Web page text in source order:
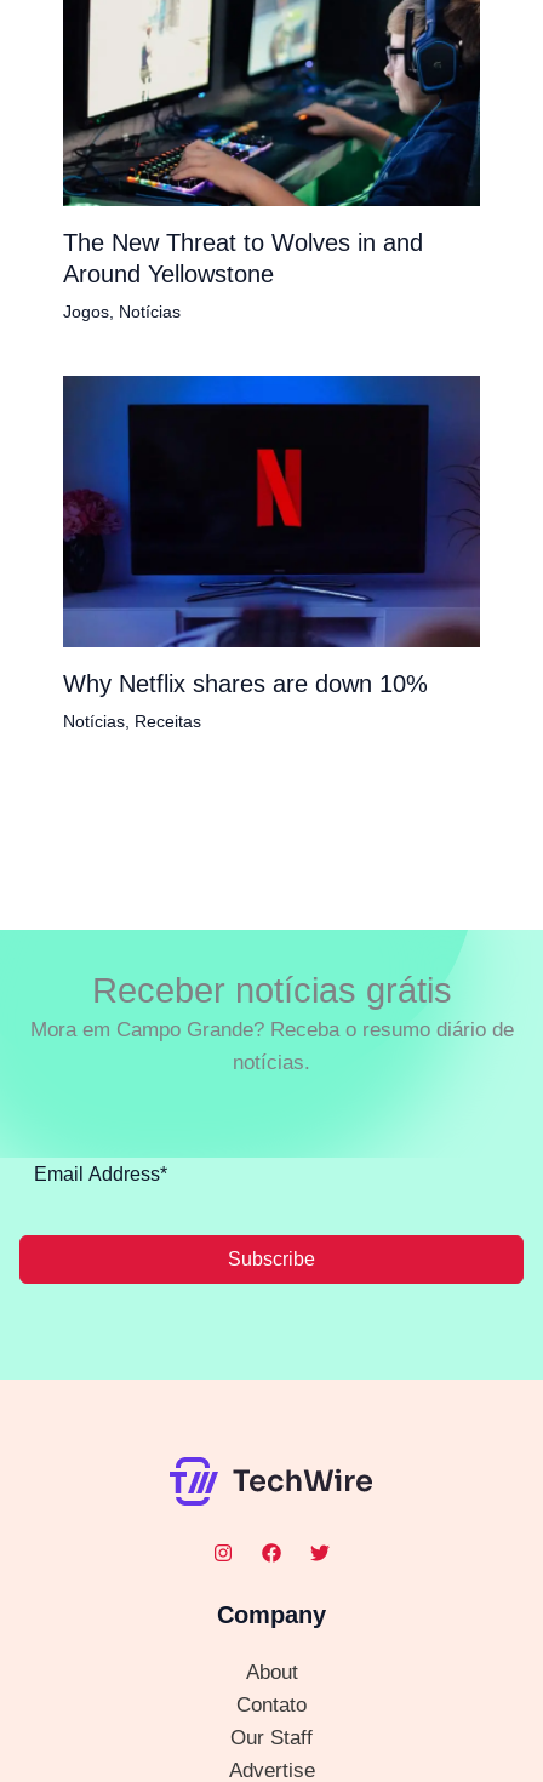
The New Threat to Wolves in and
Around Yellowstone
Jogos, Notícias
Why Netflix shares are down 10%
Notícias, Receitas
Receber notícias grátis
Mora em Campo Grande? Receba o resumo diário de
notícias.
Subscribe
Company
About
Contato
Our Staff
Advertise